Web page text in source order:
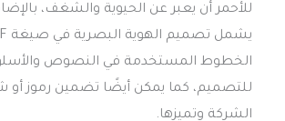
للأحمر أن يعبر عن الحيوية والشغف،
الخطوط المستخدمة في النصوص
للتصميم، كما يمكن أيضًا تضمين رموز أو
الشركة وتميزها.